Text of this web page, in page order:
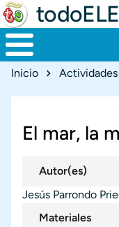
todoELE
Ruta de
Inicio Actividades
El mar, la
Autor(es)
Jesús Parrondo
Materiales